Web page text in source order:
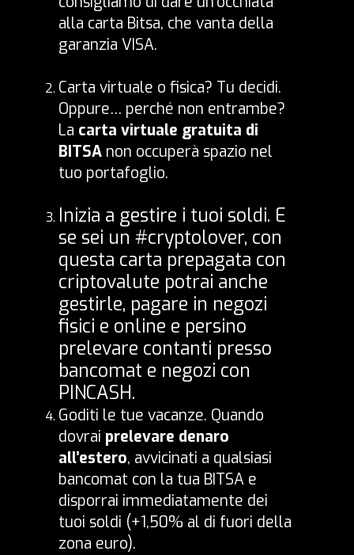
alla carta Bitsa, che vanta della
garanzia VISA.
Carta virtuale o fisica? Tu decidi.
Oppure… perché non entrambe?
La carta virtuale gratuita di
BITSA non occuperà spazio nel
tuo portafoglio.
Inizia a gestire i tuoi soldi. E
se sei un #cryptolover, con
questa carta prepagata con
criptovalute potrai anche
gestirle, pagare in negozi
fisici e online e persino
prelevare contanti presso
bancomat e negozi con
PINCASH.
Goditi le tue vacanze. Quando
dovrai prelevare denaro
all’estero, avvicinati a qualsiasi
bancomat con la tua BITSA e
disporrai immediatamente dei
tuoi soldi (+1,50% al di fuori della
zona euro).